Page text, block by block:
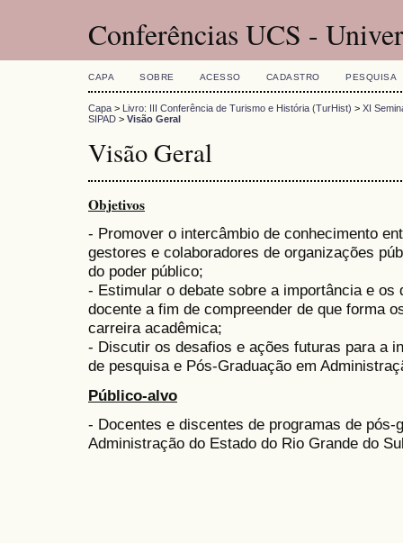
Conferências UCS -
CAPA SOBRE ACESSO CADASTRO PESQUISA
Capa > Livro: III Conferência de Turismo e História (TurHist) > XI
SIPAD > Visão Geral
Visão Geral
Objetivos
- Promover o intercâmbio de conhecimento
gestores e colaboradores de organizações
do poder público;
- Estimular o debate sobre a importância e
docente a fim de compreender de que forma
carreira acadêmica;
- Discutir os desafios e ações futuras para a
de pesquisa e Pós-Graduação em
Público-alvo
- Docentes e discentes de programas de pós-
Administração do Estado do Rio Grande do